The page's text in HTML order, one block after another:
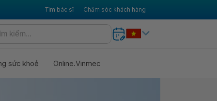
Tìm bác sĩ Chăm sóc khách hàng
sức khoẻ Online.Vinmec